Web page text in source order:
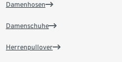
Damenhosen
Damenschuhe
Herrenpullover